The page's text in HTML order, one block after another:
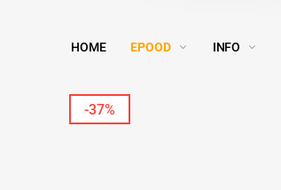
HOME EPOOD INFO
-37%